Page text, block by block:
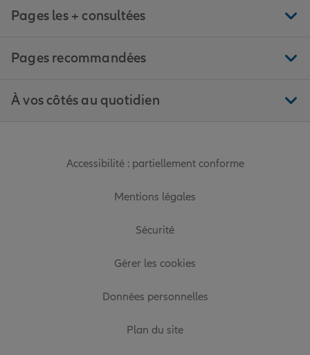
Pages les + consultées
Pages recommandées
À vos côtés au quotidien
Accessibilité : partiellement conforme
Mentions légales
Sécurité
Gérer les cookies
Données personnelles
Plan du site